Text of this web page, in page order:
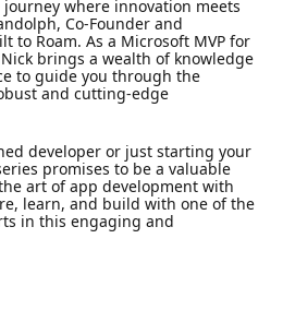
where innovation meets
Co-Founder and
to Roam. As a Microsoft MVP for
brings a wealth of knowledge
to guide you through the
and cutting-edge
developer or just starting your
promises to be a valuable
art of app development with
learn, and build with one of the
in this engaging and